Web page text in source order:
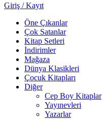
Giriş / Kayıt
Öne Çıkanlar
Çok Satanlar
Kitap Setleri
İndirimler
Mağaza
Dünya Klasikleri
Çocuk Kitapları
Diğer
Cep Boy Kitaplar
Yayınevleri
Yazarlar